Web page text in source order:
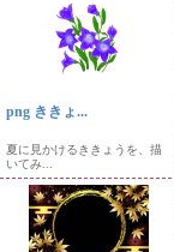
png ききょ...
夏に見かけるききょうを、描
いてみ...